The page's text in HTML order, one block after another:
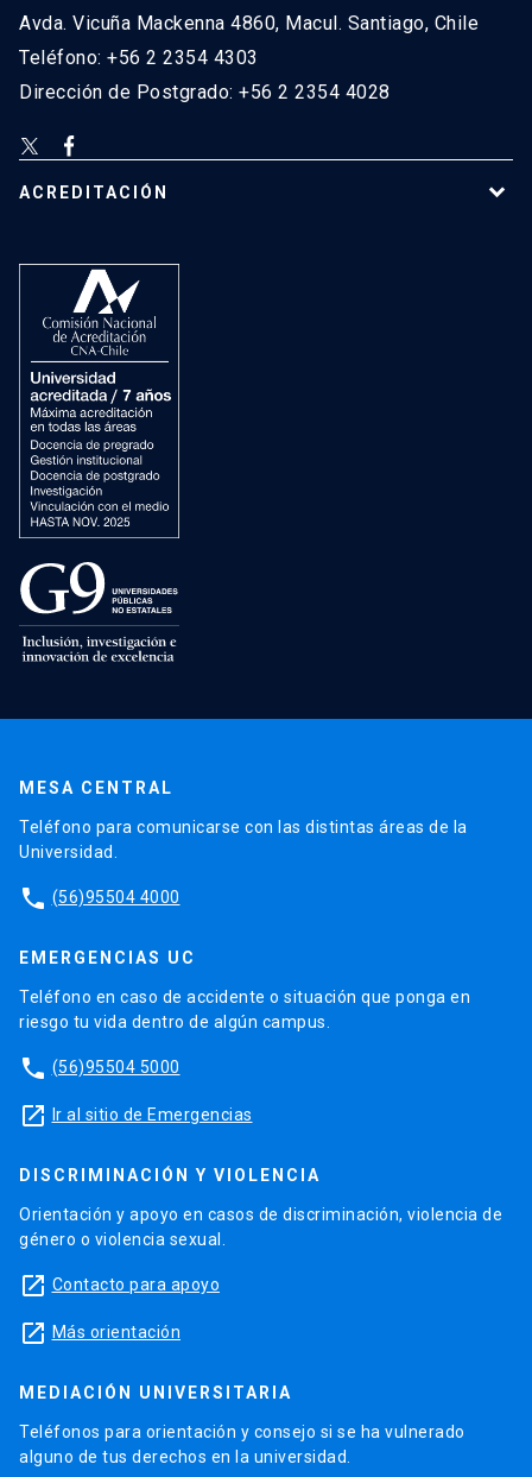
Avda. Vicuña Mackenna 4860, Macul. Santiago, Chile
Teléfono: +56 2 2354 4303
Dirección de Postgrado: +56 2 2354 4028
ACREDITACIÓN
MESA CENTRAL
Teléfono para comunicarse con las distintas áreas de la
Universidad.
phone (56)95504 4000
EMERGENCIAS UC
Teléfono en caso de accidente o situación que ponga en
riesgo tu vida dentro de algún campus.
phone (56)95504 5000
launch Ir al sitio de Emergencias
DISCRIMINACIÓN Y VIOLENCIA
Orientación y apoyo en casos de discriminación, violencia de
género o violencia sexual.
launch Contacto para apoyo
launch Más orientación
MEDIACIÓN UNIVERSITARIA
Teléfonos para orientación y consejo si se ha vulnerado
alguno de tus derechos en la universidad.